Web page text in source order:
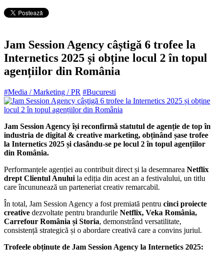
Jam Session Agency câștigă 6 trofee la
Internetics 2025 și obține locul 2 în topul
agențiilor din România
#Media / Marketing / PR #Bucuresti
Jam Session Agency își reconfirmă statutul de agenție de top în
industria de digital & creative marketing, obținând șase trofee
la Internetics 2025 și clasându-se pe locul 2 în topul agențiilor
din România.
Performanțele agenției au contribuit direct și la desemnarea Netflix
drept Clientul Anului la ediția din acest an a festivalului, un titlu
care încununează un parteneriat creativ remarcabil.
În total, Jam Session Agency a fost premiată pentru cinci proiecte
creative dezvoltate pentru brandurile Netflix, Veka România,
Carrefour România și Storia, demonstrând versatilitate,
consistență strategică și o abordare creativă care a convins juriul.
Trofeele obținute de Jam Session Agency la Internetics 2025: